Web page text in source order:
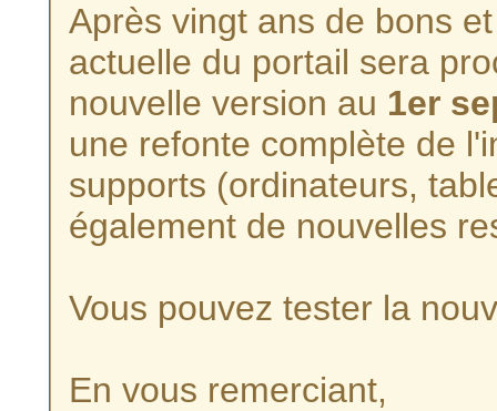
Après vingt ans de bons
actuelle du portail sera
nouvelle version au 1er
une refonte complète de
supports (ordinateurs,
également de nouvelles
Vous pouvez tester la
En vous remerciant,